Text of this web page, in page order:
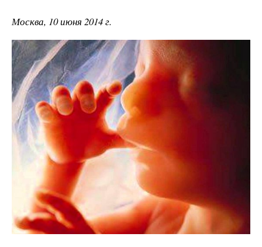
Москва, 10 июня 2014 г.